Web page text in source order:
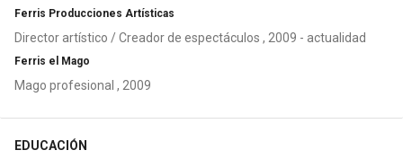
Ferris Producciones Artísticas
Director artístico / Creador de espectáculos , 2009 - actualidad
Ferris el Mago
Mago profesional , 2009
EDUCACIÓN